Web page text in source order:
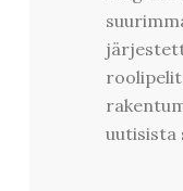
uutisista